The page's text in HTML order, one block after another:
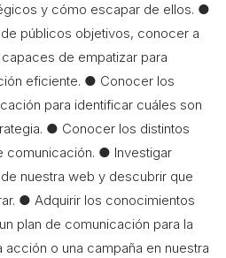
y cómo escapar de ellos. ●
públicos objetivos, conocer a
de empatizar para
eficiente. ● Conocer los
para identificar cuáles son
● Conocer los distintos
comunicación. ● Investigar
nuestra web y descubrir que
● Adquirir los conocimientos
plan de comunicación para la
acción o una campaña en nuestra